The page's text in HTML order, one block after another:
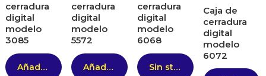
cerradura
digital
modelo
3085
Añadir al carrito
cerradura
digital
modelo
5572
Añadir al carrito
cerradura
digital
modelo
6068
Sin stock
Caja de
cerradura
digital
modelo
6072